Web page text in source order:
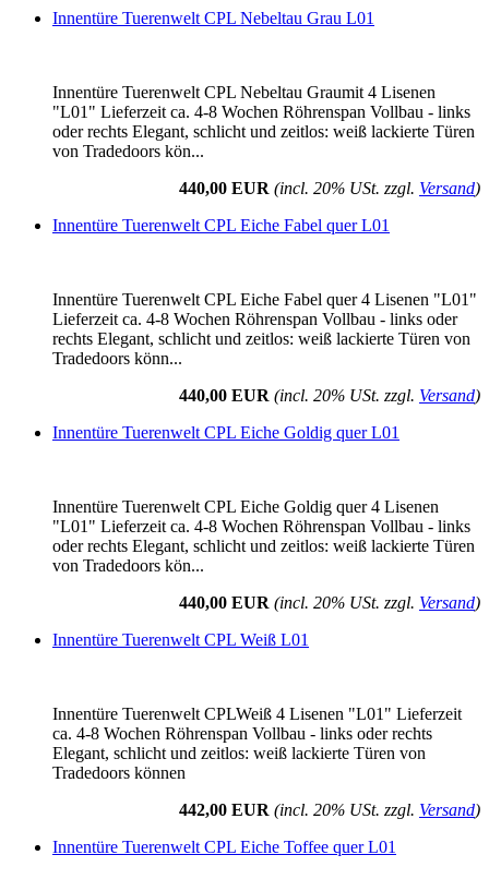
Innentüre Tuerenwelt CPL Nebeltau Grau L01
Innentüre Tuerenwelt CPL Nebeltau Graumit 4 Lisenen
"L01" Lieferzeit ca. 4-8 Wochen Röhrenspan Vollbau - links
oder rechts Elegant, schlicht und zeitlos: weiß lackierte Türen
von Tradedoors kön...
440,00 EUR (incl. 20% USt. zzgl. Versand)
Innentüre Tuerenwelt CPL Eiche Fabel quer L01
Innentüre Tuerenwelt CPL Eiche Fabel quer 4 Lisenen "L01"
Lieferzeit ca. 4-8 Wochen Röhrenspan Vollbau - links oder
rechts Elegant, schlicht und zeitlos: weiß lackierte Türen von
Tradedoors könn...
440,00 EUR (incl. 20% USt. zzgl. Versand)
Innentüre Tuerenwelt CPL Eiche Goldig quer L01
Innentüre Tuerenwelt CPL Eiche Goldig quer 4 Lisenen
"L01" Lieferzeit ca. 4-8 Wochen Röhrenspan Vollbau - links
oder rechts Elegant, schlicht und zeitlos: weiß lackierte Türen
von Tradedoors kön...
440,00 EUR (incl. 20% USt. zzgl. Versand)
Innentüre Tuerenwelt CPL Weiß L01
Innentüre Tuerenwelt CPLWeiß 4 Lisenen "L01" Lieferzeit
ca. 4-8 Wochen Röhrenspan Vollbau - links oder rechts
Elegant, schlicht und zeitlos: weiß lackierte Türen von
Tradedoors können
442,00 EUR (incl. 20% USt. zzgl. Versand)
Innentüre Tuerenwelt CPL Eiche Toffee quer L01